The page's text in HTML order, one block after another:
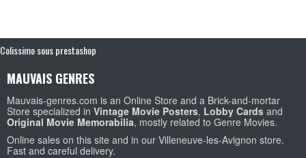
Colissimo sous prestashop
MAUVAIS GENRES
Mauvais-genres.com is an Online Store and a Brick-and-mortar
Store specialized in Vintage Movie Posters, Lobby Cards and
Original Movie Memorabilia, mostly related to Genre Movies.
Online sales on this site and in our Villeneuve-les-Avignon store.
Fast and careful delivery.